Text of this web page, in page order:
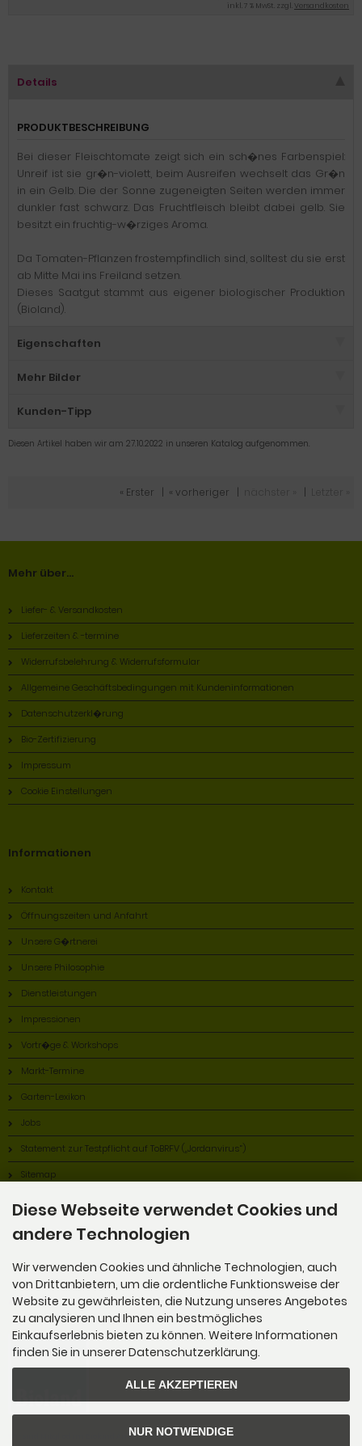
inkl. 7 % MwSt. zzgl.Versandkosten
Details
PRODUKTBESCHREIBUNG
Bei dieser Fleischtomate zeigt sich ein sch�nes Farbenspiel:
Unreif ist sie gr�n-violett, beim Ausreifen wechselt das Gr�n
in ein Gelb. Die der Sonne zugeneigten Seiten werden immer
dunkler fast schwarz. Das Fruchtfleisch bleibt dabei gelb. Sie
besitzt ein fruchtig-w�rziges Aroma.
Da Tomaten-Pflanzen frostempfindlich sind, solltest du sie erst
ab Mitte Mai ins Freiland setzen.
Dieses Saatgut stammt aus eigener biologischer Produktion
(Bioland).
Eigenschaften
Mehr Bilder
Kunden-Tipp
Diesen Artikel haben wir am 27.10.2022 in unseren Katalog aufgenommen.
« Erster « vorheriger
Mehr über...
Liefer- & Versandkosten
Lieferzeiten & -termine
Widerrufsbelehrung & Widerrufsformular
Allgemeine Geschäftsbedingungen mit Kundeninformationen
Datenschutzerkl�rung
Bio-Zertifizierung
Impressum
Cookie Einstellungen
Informationen
Kontakt
Öffnungszeiten und Anfahrt
Unsere G�rtnerei
Unsere Philosophie
Dienstleistungen
Impressionen
Vortr�ge & Workshops
Markt-Termine
Garten-Lexikon
Jobs
Statement zur Testpflicht auf ToBRFV („Jordanvirus“)
Sitemap
Alles Bio!
Wir sind Mitglied im Bioland Anbauverband.
Diese Webseite verwendet Cookies und
andere Technologien
Wir verwenden Cookies und ähnliche Technologien, auch
von Drittanbietern, um die ordentliche Funktionsweise der
Website zu gewährleisten, die Nutzung unseres Angebotes
zu analysieren und Ihnen ein bestmögliches
Einkaufserlebnis bieten zu können. Weitere Informationen
finden Sie in unserer Datenschutzerklärung.
ALLE AKZEPTIEREN
NUR NOTWENDIGE